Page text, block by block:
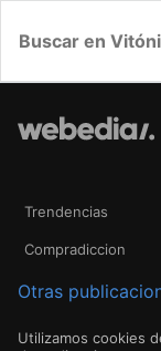
Trendencias
Compradiccion
Otras
Utilizamos cookies